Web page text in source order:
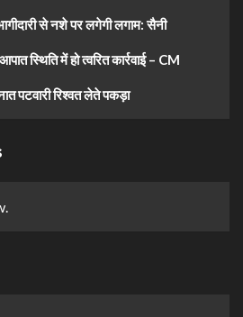
से नशे पर लगेगी लगाम: सैनी
स्थिति में हो त्वरित कार्रवाई – CM
पटवारी रिश्वत लेते पकड़ा